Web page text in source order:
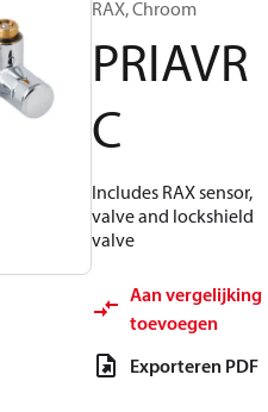
RAX, Chroom
PRIAVR
C
Includes RAX sensor,
valve and lockshield
valve
Aan vergelijking
toevoegen
Exporteren PDF